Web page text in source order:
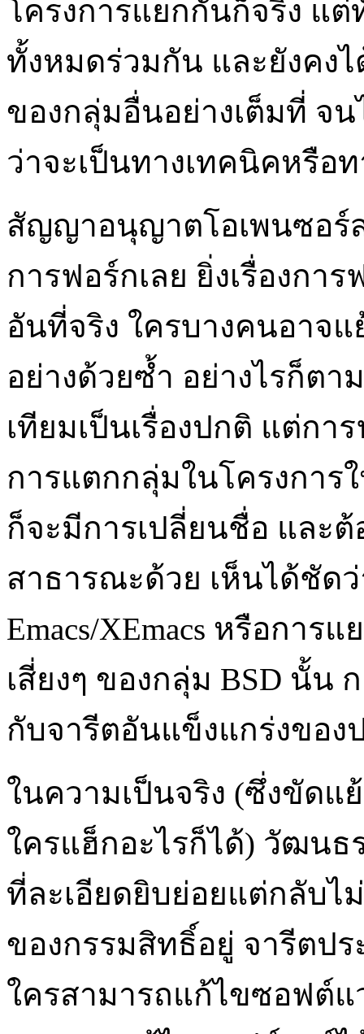
โครงการแยกกันก็จริง แ
ทั้งหมดร่วมกัน และยังคง
ของกลุ่มอื่นอย่างเต็มที่ จ
ว่าจะเป็นทางเทคนิคหรือ
สัญญาอนุญาตโอเพนซอร์
การฟอร์กเลย ยิ่งเรื่องกา
อันที่จริง ใครบางคนอาจ
อย่างด้วยซ้ำ อย่างไรก็ต
เทียมเป็นเรื่องปกติ แต่กา
การแตกกลุ่มในโครงการ
ก็จะมีการเปลี่ยนชื่อ และ
สาธารณะด้วย เห็นได้ชัด
Emacs/XEmacs หรือการ
เสี่ยงๆ ของกลุ่ม BSD นั้น
กับจารีตอันแข็งแกร่งขอ
ในความเป็นจริง (ซึ่งขัดแ
ใครแฮ็กอะไรก็ได้) วัฒนธ
ที่ละเอียดยิบย่อยแต่กลับไ
ของกรรมสิทธิ์อยู่ จารีตป
ใครสามารถแก้ไขซอฟต์แ